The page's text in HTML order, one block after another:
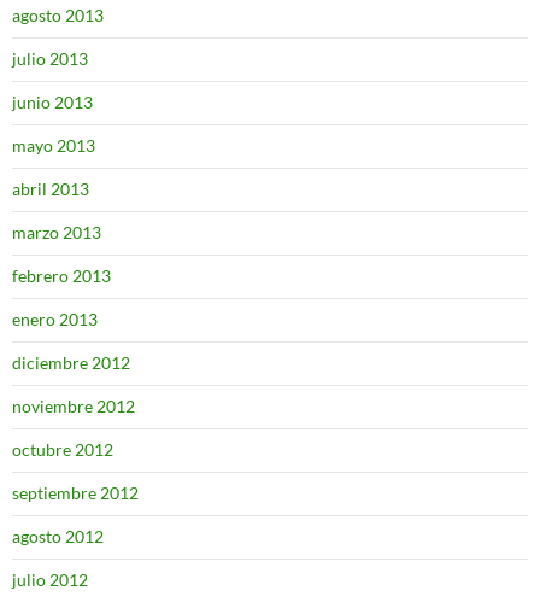
agosto 2013
julio 2013
junio 2013
mayo 2013
abril 2013
marzo 2013
febrero 2013
enero 2013
diciembre 2012
noviembre 2012
octubre 2012
septiembre 2012
agosto 2012
julio 2012